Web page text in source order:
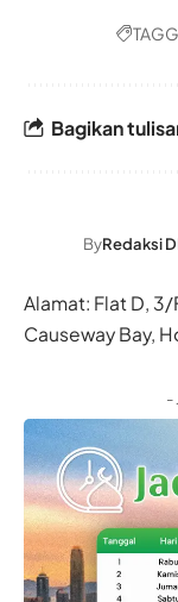
Bagikan
ByRedaksi
Alamat: Flat D, 3/
Causeway Bay,
-